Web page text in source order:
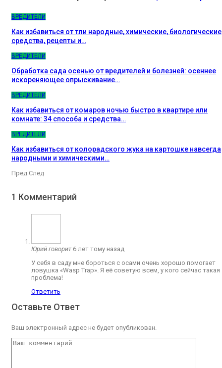
ВРЕДИТЕЛИ
Как избавиться от тли народные, химические, биологические
средства, рецепты и…
ВРЕДИТЕЛИ
Обработка сада осенью от вредителей и болезней: осеннее
искореняющее опрыскивание…
ВРЕДИТЕЛИ
Как избавиться от комаров ночью быстро в квартире или
комнате: 34 способа и средства…
ВРЕДИТЕЛИ
Как избавиться от колорадского жука на картошке навсегда
народными и химическими…
Пред След
1 Комментарий
Юрий говорит 6 лет тому назад
У себя в саду мне бороться с осами очень хорошо помогает
ловушка «Wasp Trap». Я её советую всем, у кого сейчас такая
проблема!
Ответить
Оставьте Ответ
Ваш электронный адрес не будет опубликован.